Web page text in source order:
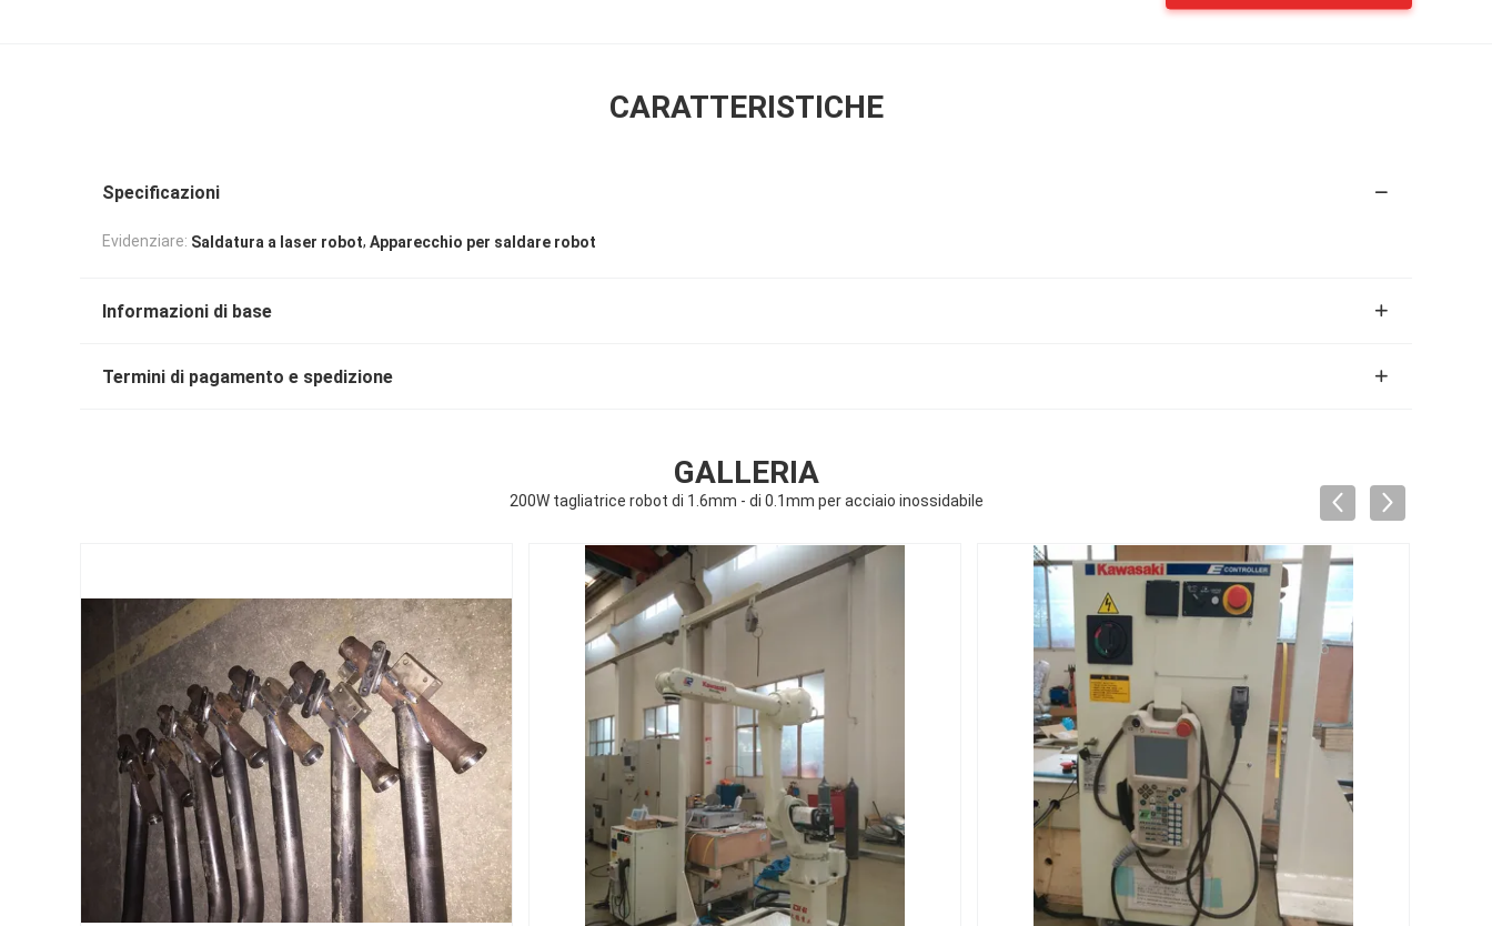
CARATTERISTICHE
Specificazioni
Evidenziare: Saldatura a laser robot, Apparecchio per saldare robot
Informazioni di base
Termini di pagamento e spedizione
GALLERIA
200W tagliatrice robot di 1.6mm - di 0.1mm per acciaio inossidabile